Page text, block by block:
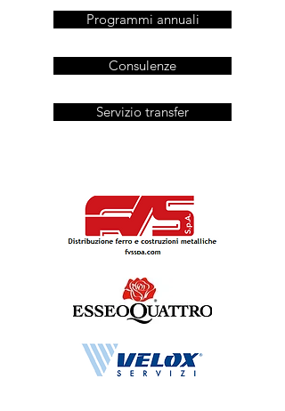
Programmi annuali
Consulenze
Servizio transfer